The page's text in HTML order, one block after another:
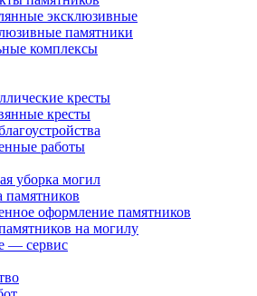
эксклюзивные
памятники
комплексы
кресты
кресты
работы
уборка могил
памятников
оформление памятников
на могилу
— сервис